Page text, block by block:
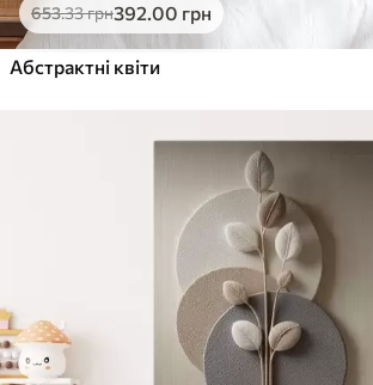
653.33грн392.00 грн
Абстрактні квіти